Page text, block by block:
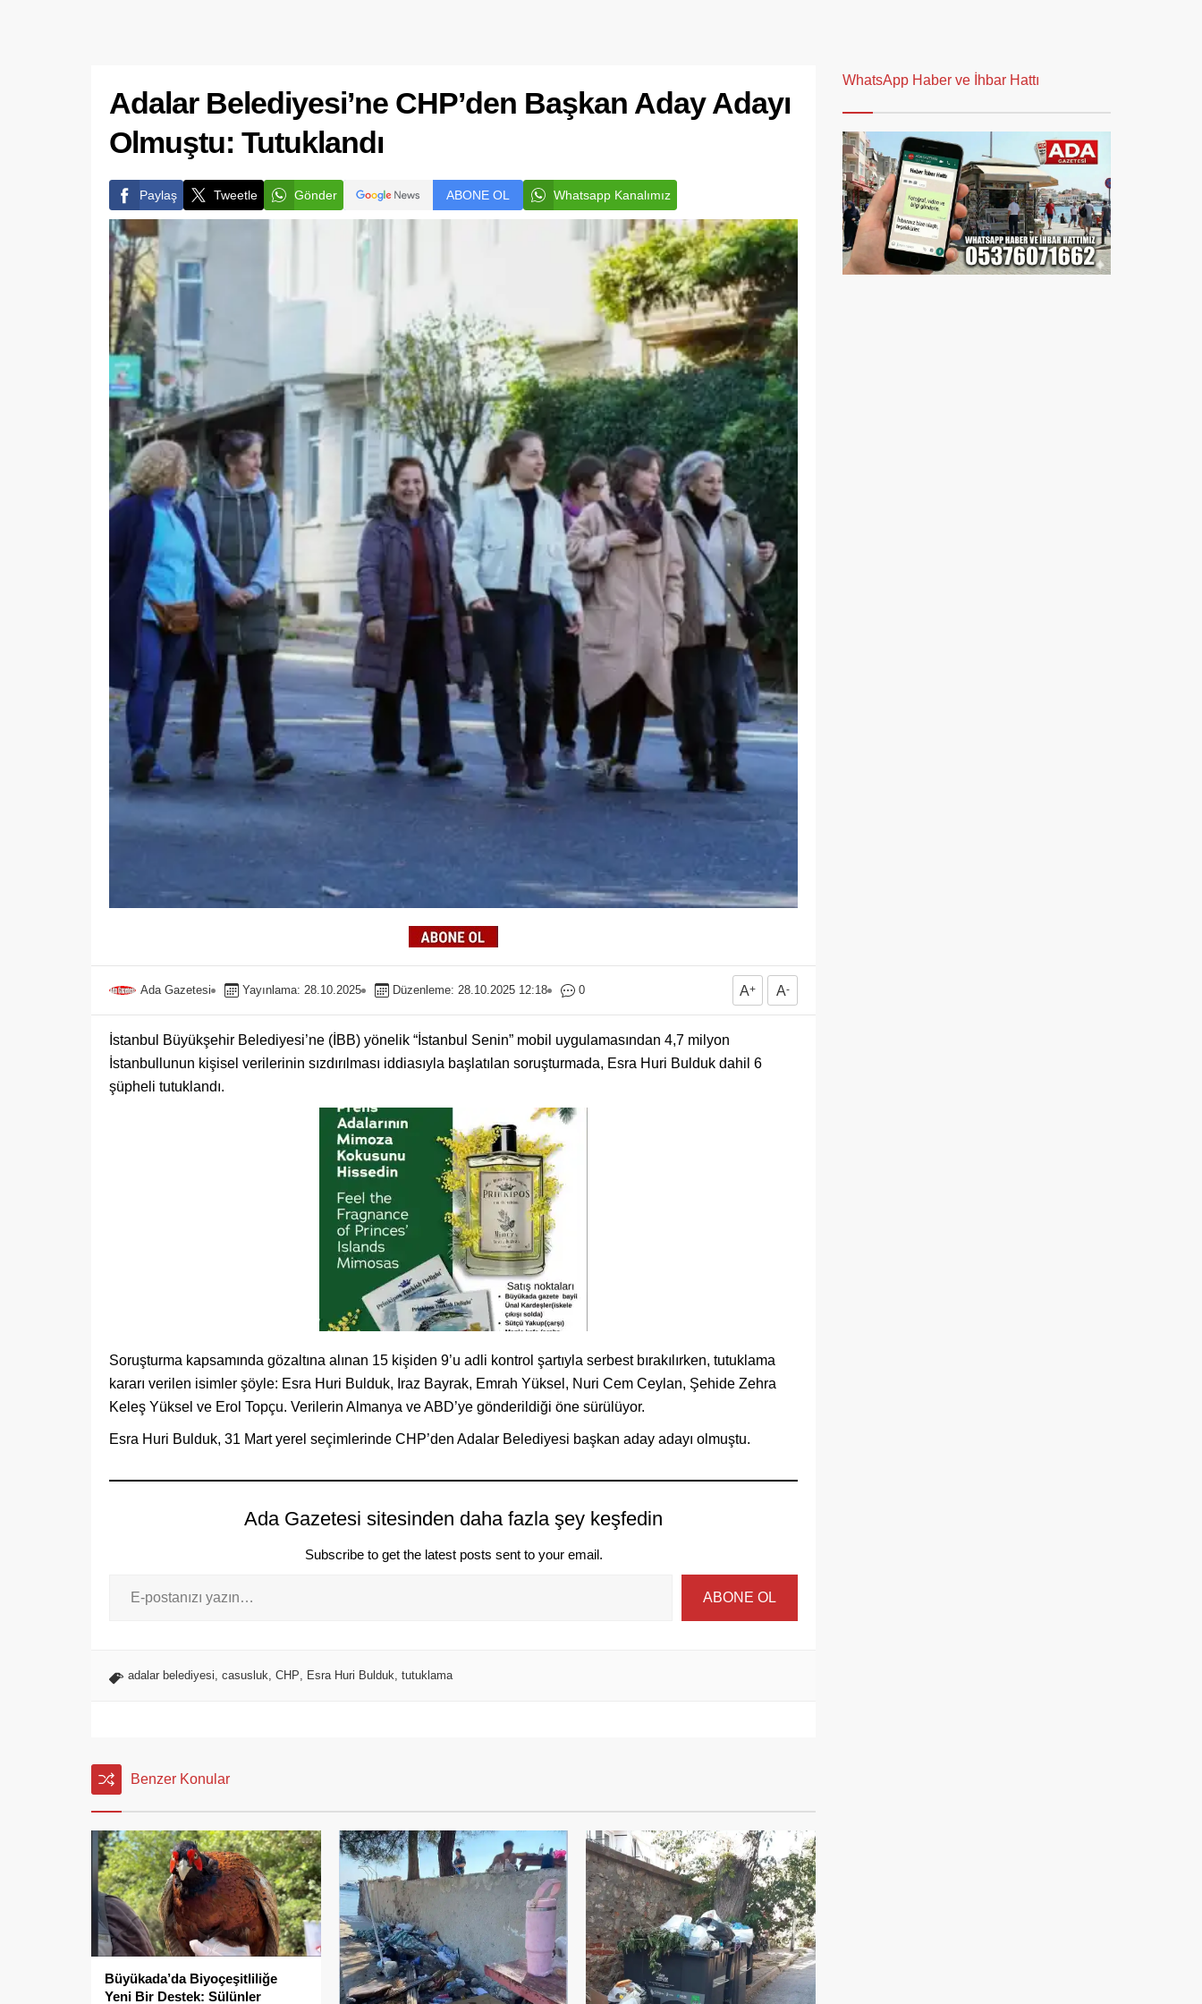
Adalar Belediyesi’ne CHP’den Başkan Aday Adayı
Olmuştu: Tutuklandı
Paylaş Tweetle Gönder ABONE OL Whatsapp Kanalımız
Ada Gazetesi Yayınlama: 28.10.2025 Düzenleme: 28.10.2025 12:18 0 A+ A-
İstanbul Büyükşehir Belediyesi’ne (İBB) yönelik “İstanbul Senin” mobil uygulamasından 4,7 milyon
İstanbullunun kişisel verilerinin sızdırılması iddiasıyla başlatılan soruşturmada, Esra Huri Bulduk dahil 6
şüpheli tutuklandı.
Soruşturma kapsamında gözaltına alınan 15 kişiden 9’u adli kontrol şartıyla serbest bırakılırken, tutuklama
kararı verilen isimler şöyle: Esra Huri Bulduk, Iraz Bayrak, Emrah Yüksel, Nuri Cem Ceylan, Şehide Zehra
Keleş Yüksel ve Erol Topçu. Verilerin Almanya ve ABD’ye gönderildiği öne sürülüyor.
Esra Huri Bulduk, 31 Mart yerel seçimlerinde CHP’den Adalar Belediyesi başkan aday adayı olmuştu.
Ada Gazetesi sitesinden daha fazla şey keşfedin
Subscribe to get the latest posts sent to your email.
ABONE OL
adalar belediyesi, casusluk, CHP, Esra Huri Bulduk, tutuklama
Benzer Konular
Büyükada’da Biyoçeşitliliğe
Yeni Bir Destek: Sülünler
WhatsApp Haber ve İhbar Hattı